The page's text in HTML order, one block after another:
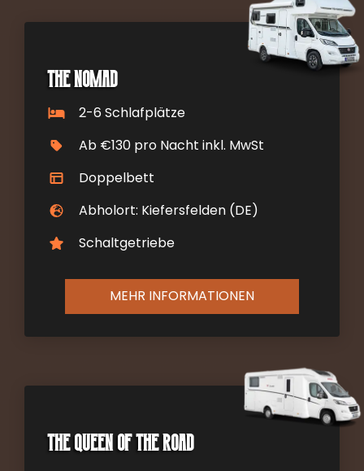
The Nomad
2-6 Schlafplätze
Ab €130 pro Nacht inkl. MwSt
Doppelbett
Abholort: Kiefersfelden (DE)
Schaltgetriebe
MEHR INFORMATIONEN
The Queen of the Road